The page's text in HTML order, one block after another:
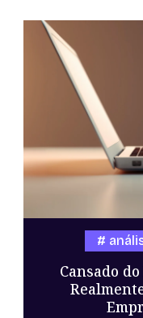
Cansado